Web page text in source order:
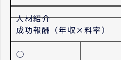
人材紹介
成功報酬（年収×料率）
○